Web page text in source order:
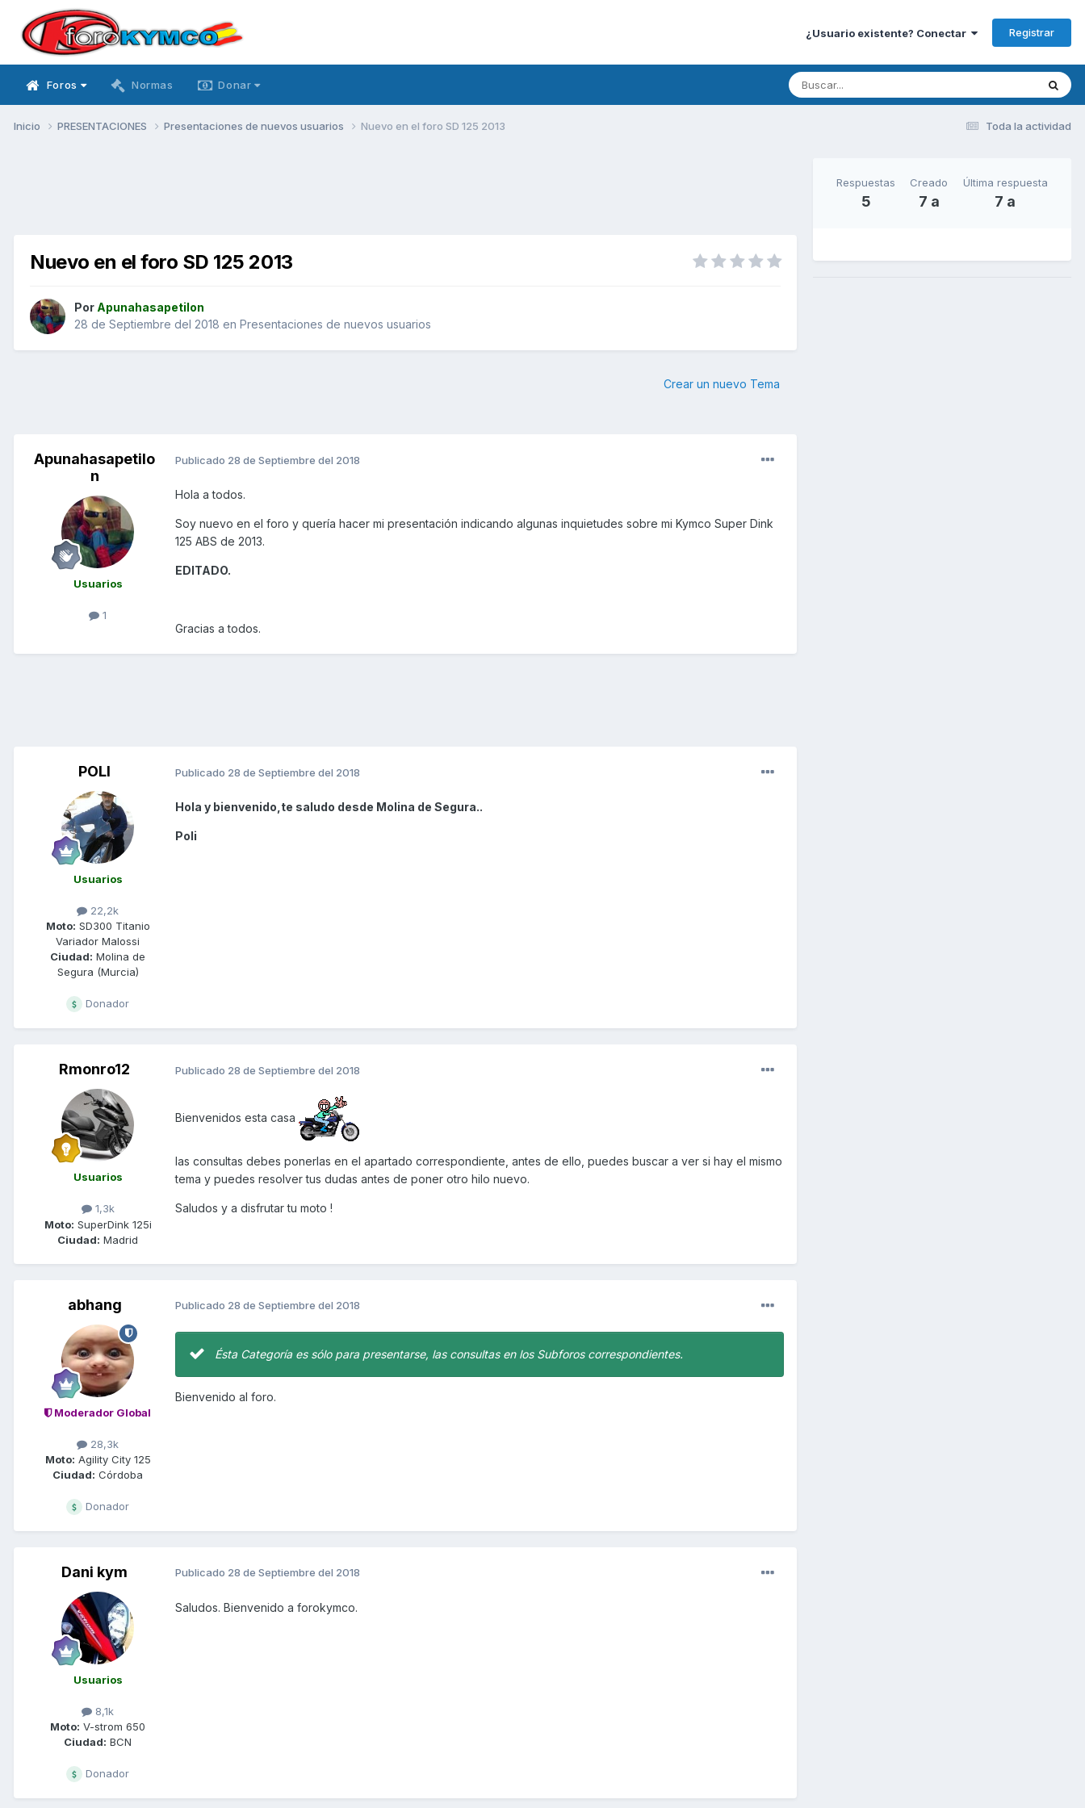
¿Usuario existente? Conectar Registrar
Foros Normas Donar
Toda la actividad
Inicio PRESENTACIONES Presentaciones de nuevos usuarios Nuevo en el foro SD 125 2013
Nuevo en el foro SD 125 2013
Por Apunahasapetilon
28 de Septiembre del 2018 en Presentaciones de nuevos usuarios
Crear un nuevo Tema
Apunahasapetilo
n
Usuarios
1
Publicado 28 de Septiembre del 2018
Hola a todos.
Soy nuevo en el foro y quería hacer mi presentación indicando algunas inquietudes sobre mi Kymco Super Dink
125 ABS de 2013.
EDITADO.
Gracias a todos.
POLI
Usuarios
22,2k
Moto: SD300 Titanio
Variador Malossi
Ciudad: Molina de
Segura (Murcia)
Donador
Publicado 28 de Septiembre del 2018
Hola y bienvenido,te saludo desde Molina de Segura..
Poli
Rmonro12
Usuarios
1,3k
Moto: SuperDink 125i
Ciudad: Madrid
Publicado 28 de Septiembre del 2018
Bienvenidos esta casa
las consultas debes ponerlas en el apartado correspondiente, antes de ello, puedes buscar a ver si hay el mismo
tema y puedes resolver tus dudas antes de poner otro hilo nuevo.
Saludos y a disfrutar tu moto !
abhang
Moderador Global
28,3k
Moto: Agility City 125
Ciudad: Córdoba
Donador
Publicado 28 de Septiembre del 2018
Ésta Categoría es sólo para presentarse, las consultas en los Subforos correspondientes.
Bienvenido al foro.
Dani kym
Usuarios
8,1k
Moto: V-strom 650
Ciudad: BCN
Donador
Publicado 28 de Septiembre del 2018
Saludos. Bienvenido a forokymco.
Respuestas
5
Creado
7 a
Última respuesta
7 a